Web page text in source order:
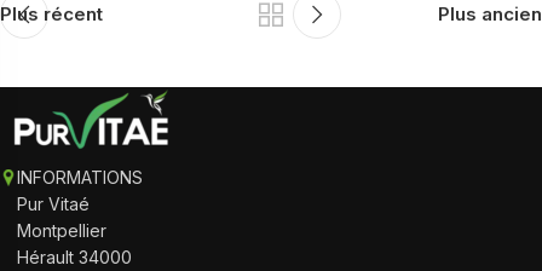
Plus récent Plus ancien
INFORMATIONS
Pur Vitaé
Montpellier
Hérault 34000